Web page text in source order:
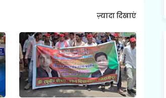
ज़्यादा दिखाएं